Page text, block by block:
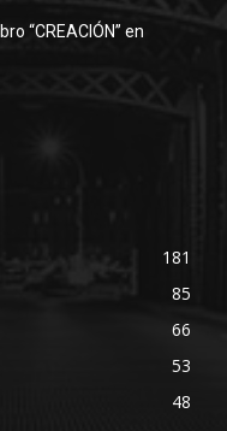
“CREACIÓN” en
181
85
66
53
48